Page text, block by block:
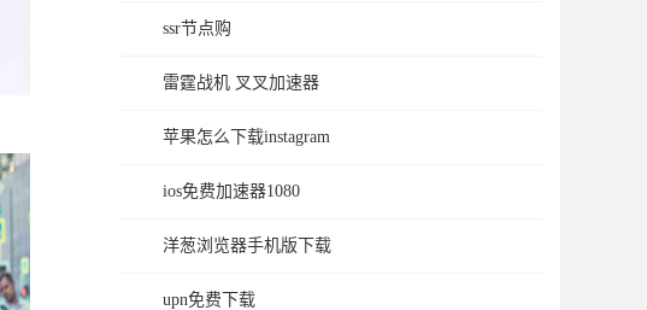
ssr节点购
雷霆战机 叉叉加速器
苹果怎么下载instagram
ios免费加速器1080
洋葱浏览器手机版下载
upn免费下载